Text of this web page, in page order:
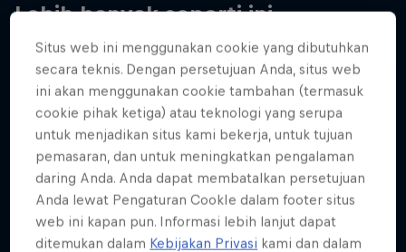
Lebih banyak seperti ini
Situs web ini menggunakan cookie yang dibutuhkan
secara teknis. Dengan persetujuan Anda, situs web
ini akan menggunakan cookie tambahan (termasuk
cookie pihak ketiga) atau teknologi yang serupa
untuk menjadikan situs kami bekerja, untuk tujuan
pemasaran, dan untuk meningkatkan pengalaman
daring Anda. Anda dapat membatalkan persetujuan
Anda lewat Pengaturan CookIe dalam footer situs
web ini kapan pun. Informasi lebih lanjut dapat
ditemukan dalam Kebijakan Privasi kami dan dalam